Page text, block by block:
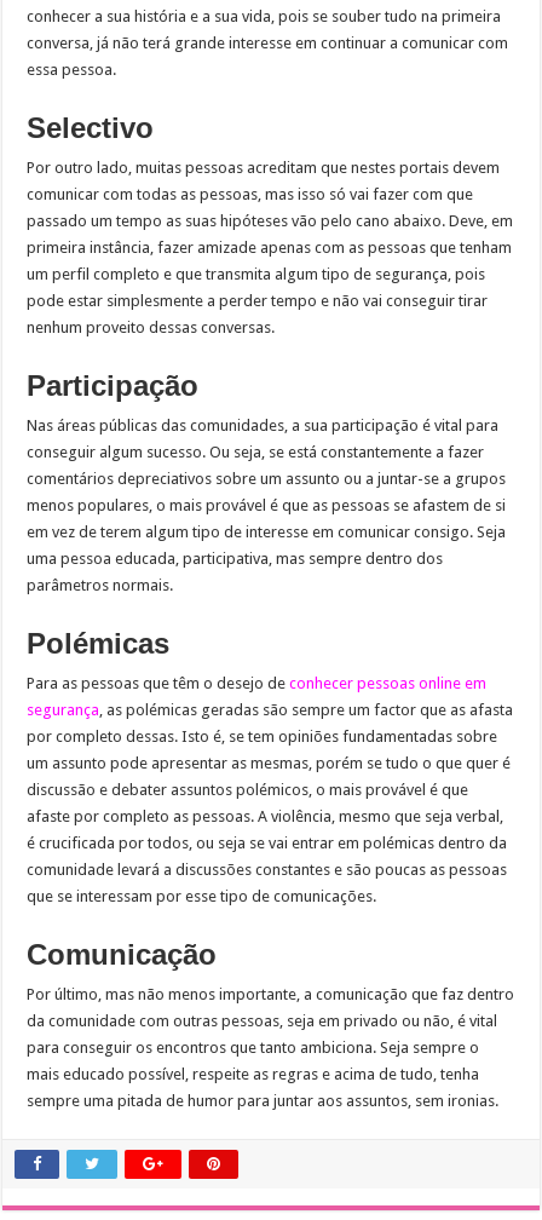
conhecer a sua história e a sua vida, pois se souber tudo na primeira
conversa, já não terá grande interesse em continuar a comunicar com
essa pessoa.
Selectivo
Por outro lado, muitas pessoas acreditam que nestes portais devem
comunicar com todas as pessoas, mas isso só vai fazer com que
passado um tempo as suas hipóteses vão pelo cano abaixo. Deve, em
primeira instância, fazer amizade apenas com as pessoas que tenham
um perfil completo e que transmita algum tipo de segurança, pois
pode estar simplesmente a perder tempo e não vai conseguir tirar
nenhum proveito dessas conversas.
Participação
Nas áreas públicas das comunidades, a sua participação é vital para
conseguir algum sucesso. Ou seja, se está constantemente a fazer
comentários depreciativos sobre um assunto ou a juntar-se a grupos
menos populares, o mais provável é que as pessoas se afastem de si
em vez de terem algum tipo de interesse em comunicar consigo. Seja
uma pessoa educada, participativa, mas sempre dentro dos
parâmetros normais.
Polémicas
Para as pessoas que têm o desejo deconhecer pessoas online em
segurança , as polémicas geradas são sempre um factor que as afasta
por completo dessas. Isto é, se tem opiniões fundamentadas sobre
um assunto pode apresentar as mesmas, porém se tudo o que quer é
discussão e debater assuntos polémicos, o mais provável é que
afaste por completo as pessoas. A violência, mesmo que seja verbal,
é crucificada por todos, ou seja se vai entrar em polémicas dentro da
comunidade levará a discussões constantes e são poucas as pessoas
que se interessam por esse tipo de comunicações.
Comunicação
Por último, mas não menos importante, a comunicação que faz dentro
da comunidade com outras pessoas, seja em privado ou não, é vital
para conseguir os encontros que tanto ambiciona. Seja sempre o
mais educado possível, respeite as regras e acima de tudo, tenha
sempre uma pitada de humor para juntar aos assuntos, sem ironias.